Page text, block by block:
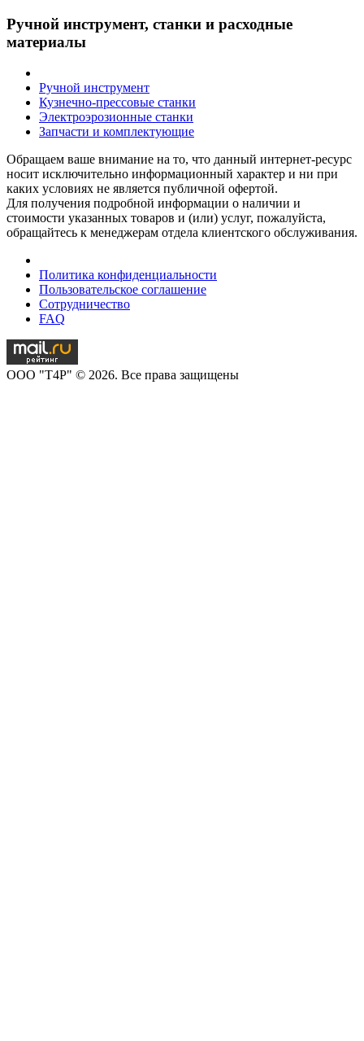
Ручной инструмент, станки и расходные
материалы
Ручной инструмент
Кузнечно-прессовые станки
Электроэрозионные станки
Запчасти и комплектующие
Обращаем ваше внимание на то, что данный интернет-ресурс
носит исключительно информационный характер и ни при
каких условиях не является публичной офертой.
Для получения подробной информации о наличии и
стоимости указанных товаров и (или) услуг, пожалуйста,
обращайтесь к менеджерам отдела клиентского обслуживания.
Политика конфиденциальности
Пользовательское соглашение
Сотрудничество
FAQ
OOO "T4P" © 2026. Все права защищены